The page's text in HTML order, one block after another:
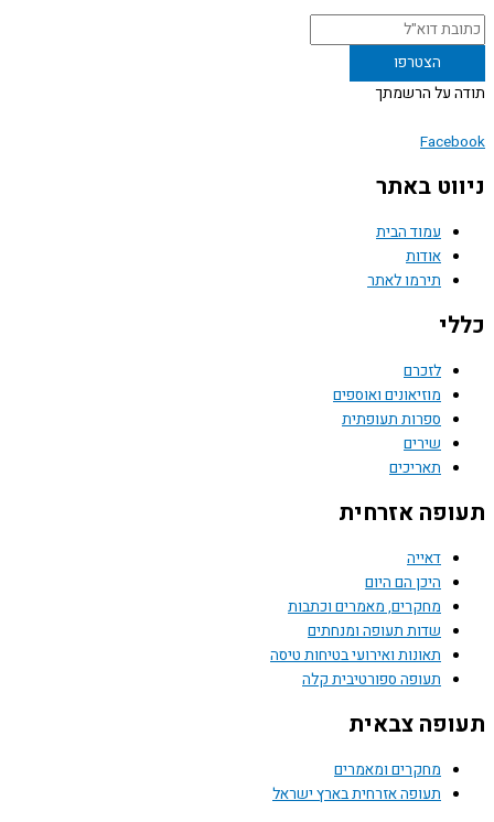
על הרשמתך
באתר
עמוד הבית
אודות
תירמו לאתר
לזכרם
מוזיאונים ואוספים
ספרות תעופתית
שירים
תאריכים
אזרחית
דאייה
היכן הם היום
מחקרים, מאמרים וכתבות
שדות תעופה ומנחתים
תאונות ואירועי בטיחות טיסה
תעופה ספורטיבית קלה
צבאית
מחקרים ומאמרים
תעופה אזרחית בארץ ישראל